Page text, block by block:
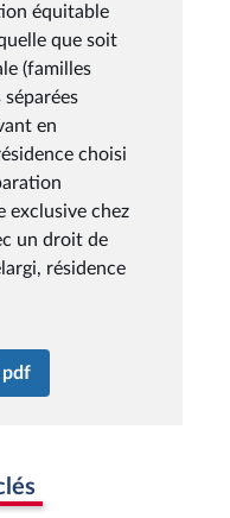
équitable
que soit
(familles
en
choisi
exclusive chez
un droit de
résidence
pdf